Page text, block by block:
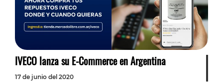
IVECO lanza su E-Commerce en Argentina
17 de junio del 2020